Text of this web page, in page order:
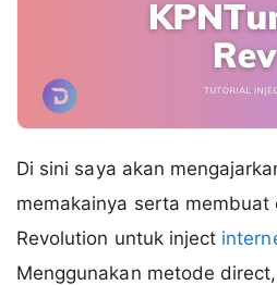
Di sini saya akan
memakainya serta membuat
Revolution untuk inject
Menggunakan metode